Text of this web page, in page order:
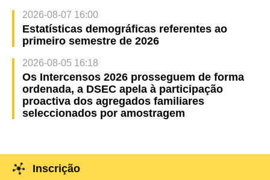
2026-08-07 16:00
Estatísticas demográficas referentes ao
primeiro semestre de 2026
2026-08-05 16:18
Os Intercensos 2026 prosseguem de forma
ordenada, a DSEC apela à participação
proactiva dos agregados familiares
seleccionados por amostragem
Inscrição